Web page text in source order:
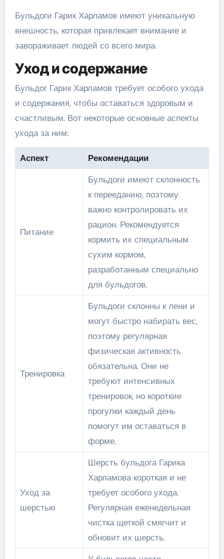
Бульдоги Гарик Харламов имеют уникальную
внешность, которая привлекает внимание и
завораживает людей со всего мира.
Уход и содержание
Бульдог Гарик Харламов требует особого ухода
и содержания, чтобы оставаться здоровым и
счастливым. Вот некоторые основные аспекты
ухода за ним:
Аспект Рекомендации
Питание
Бульдоги имеют склонность
к перееданию, поэтому
важно контролировать их
рацион. Рекомендуется
кормить их специальным
сухим кормом,
разработанным специально
для бульдогов.
Тренировка
Бульдоги склонны к лени и
могут быстро набирать вес,
поэтому регулярная
физическая активность
обязательна. Они не
требуют интенсивных
тренировок, но короткие
прогулки каждый день
помогут им оставаться в
форме.
Уход за
шерстью
Шерсть бульдога Гарика
Харламова короткая и не
требует особого ухода.
Регулярная еженедельная
чистка щеткой смягчит и
обновит их шерсть.